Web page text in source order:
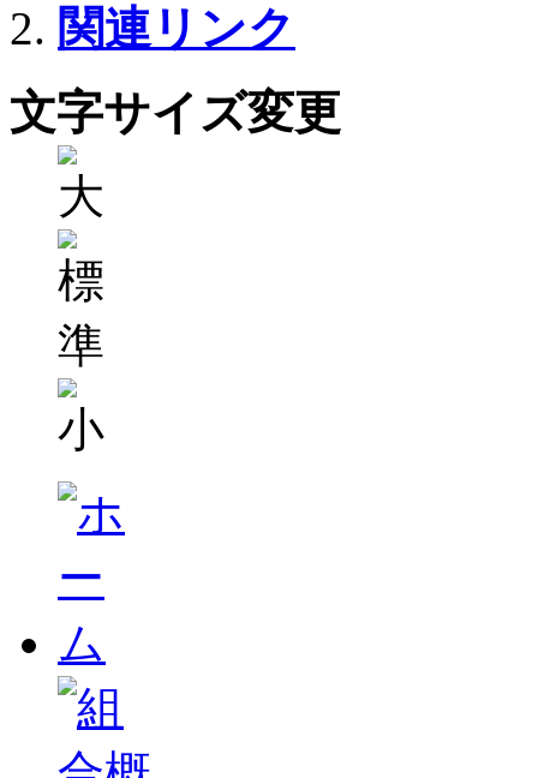
関連リンク
文字サイズ変更